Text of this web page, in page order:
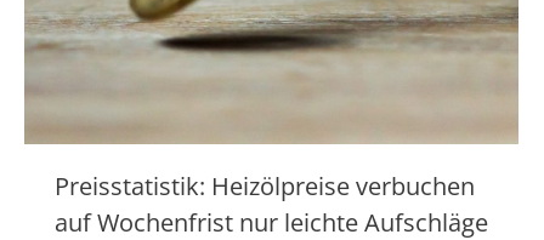
Preisstatistik: Heizölpreise verbuchen
auf Wochenfrist nur leichte Aufschläge